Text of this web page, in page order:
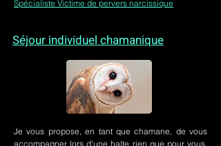
Spécialiste Victime de pervers narcissique
Séjour individuel chamanique
Je vous propose, en tant que chamane, de vous
accompagner lors d'une halte rien que pour vous.